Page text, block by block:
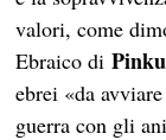
valori, come
Ebraico di
ebrei «da
guerra con gli